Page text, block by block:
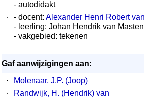
- autodidakt
·
- docent: Alexander Henri Robert
- leerling: Johan Hendrik van
- vakgebied: tekenen
Gaf aanwijzigingen aan:
·
Molenaar, J.P. (Joop)
·
Randwijk, H. (Hendrik) van